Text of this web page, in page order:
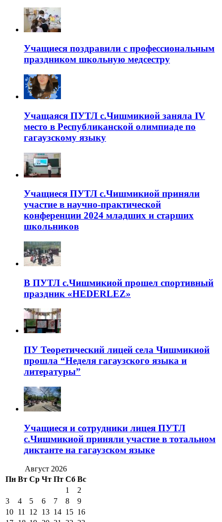
Учащиеся поздравили с профессиональным
праздником школьную медсестру
Учащаяся ПУТЛ с.Чишмикиой заняла IV
место в Республиканской олимпиаде по
гагаузскому языку
Учащиеся ПУТЛ с.Чишмикиой приняли
участие в научно-практической
конференции 2024 младших и старших
школьников
В ПУТЛ с.Чишмикиой прошел спортивный
праздник «HEDERLEZ»
ПУ Теоретический лицей села Чишмикиой
прошла “Неделя гагаузского языка и
литературы”
Учащиеся и сотрудники лицея ПУТЛ
с.Чишмикиой приняли участие в тотальном
диктанте на гагаузском языке
Август 2026
Пн Вт Ср Чт Пт Сб Вс
1
2
3
4 5 6 7 8
9
10 11 12 13 14 15 16